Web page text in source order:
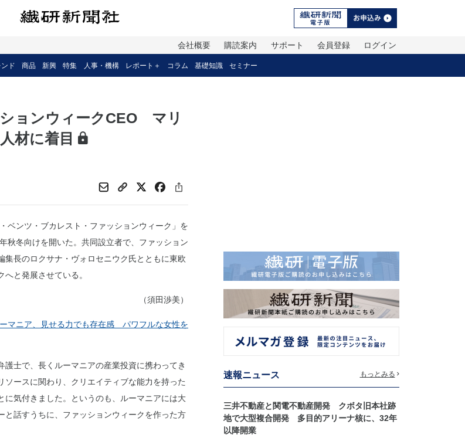
ログイン
会員登録
サポート
購読案内
会社概要
ド 商品 新興 特集 人事・機構 レポート＋ コラム 基礎知識 セミナー
ョンウィークCEO マリ
材に着目
ベンツ・ブカレスト・ファッションウィーク」を
秋冬向けを開いた。共同設立者で、ファッション
集長のロクサナ・ヴォロセニウク氏とともに東欧
と発展させている。
（須田渉美）
マニア、見せる力でも存在感 パワフルな女性を
士で、長くルーマニアの産業投資に携わってき
ソースに関わり、クリエイティブな能力を持った
気付きました。というのも、ルーマニアには大
話すうちに、ファッションウィークを作った方
速報ニュース もっとみる
三井不動産と関電不動産開発 クボタ旧本社跡
地で大型複合開発 多目的アリーナ核に、32年
以降開業